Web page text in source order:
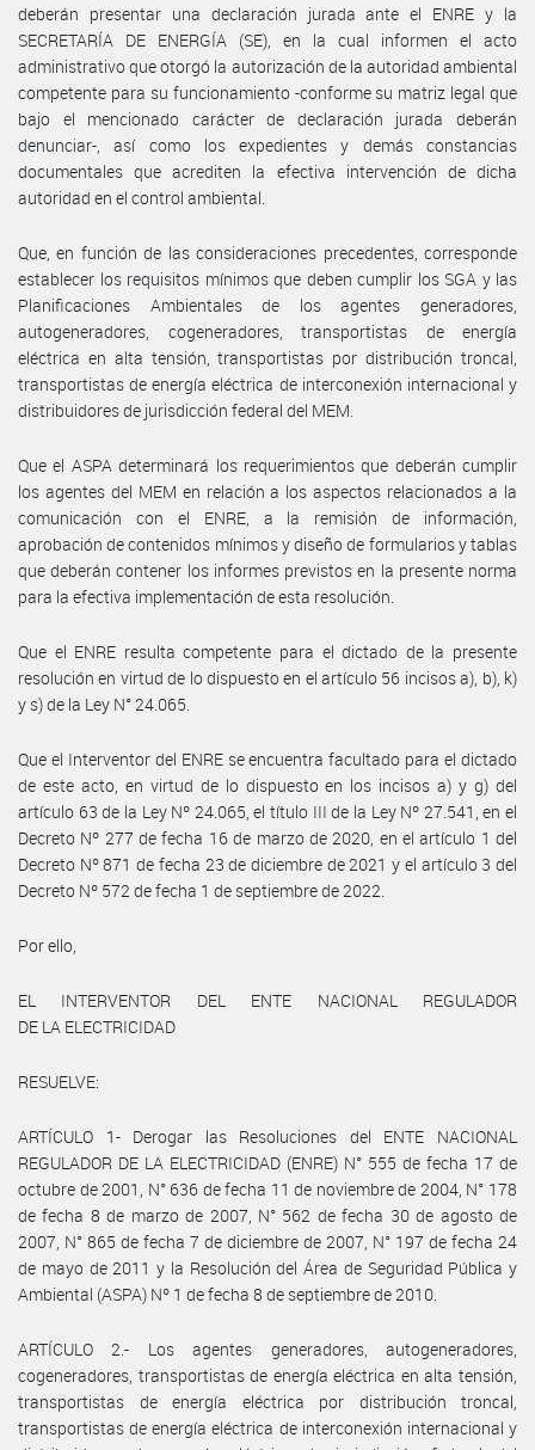
deberán presentar una declaración jurada ante el ENRE y la
SECRETARÍA DE ENERGÍA (SE), en la cual informen el acto
administrativo que otorgó la autorización de la autoridad ambiental
competente para su funcionamiento -conforme su matriz legal que
bajo el mencionado carácter de declaración jurada deberán
denunciar-, así como los expedientes y demás constancias
documentales que acrediten la efectiva intervención de dicha
autoridad en el control ambiental.
Que, en función de las consideraciones precedentes, corresponde
establecer los requisitos mínimos que deben cumplir los SGA y las
Planificaciones Ambientales de los agentes generadores,
autogeneradores, cogeneradores, transportistas de energía
eléctrica en alta tensión, transportistas por distribución troncal,
transportistas de energía eléctrica de interconexión internacional y
distribuidores de jurisdicción federal del MEM.
Que el ASPA determinará los requerimientos que deberán cumplir
los agentes del MEM en relación a los aspectos relacionados a la
comunicación con el ENRE, a la remisión de información,
aprobación de contenidos mínimos y diseño de formularios y tablas
que deberán contener los informes previstos en la presente norma
para la efectiva implementación de esta resolución.
Que el ENRE resulta competente para el dictado de la presente
resolución en virtud de lo dispuesto en el artículo 56 incisos a), b), k)
y s) de la Ley N° 24.065.
Que el Interventor del ENRE se encuentra facultado para el dictado
de este acto, en virtud de lo dispuesto en los incisos a) y g) del
artículo 63 de la Ley Nº 24.065, el título III de la Ley Nº 27.541, en el
Decreto Nº 277 de fecha 16 de marzo de 2020, en el artículo 1 del
Decreto Nº 871 de fecha 23 de diciembre de 2021 y el artículo 3 del
Decreto Nº 572 de fecha 1 de septiembre de 2022.
Por ello,
EL INTERVENTOR DEL ENTE NACIONAL REGULADOR
DE LA ELECTRICIDAD
RESUELVE:
ARTÍCULO 1- Derogar las Resoluciones del ENTE NACIONAL
REGULADOR DE LA ELECTRICIDAD (ENRE) N° 555 de fecha 17 de
octubre de 2001, N° 636 de fecha 11 de noviembre de 2004, N° 178
de fecha 8 de marzo de 2007, N° 562 de fecha 30 de agosto de
2007, N° 865 de fecha 7 de diciembre de 2007, N° 197 de fecha 24
de mayo de 2011 y la Resolución del Área de Seguridad Pública y
Ambiental (ASPA) Nº 1 de fecha 8 de septiembre de 2010.
ARTÍCULO 2.- Los agentes generadores, autogeneradores,
cogeneradores, transportistas de energía eléctrica en alta tensión,
transportistas de energía eléctrica por distribución troncal,
transportistas de energía eléctrica de interconexión internacional y